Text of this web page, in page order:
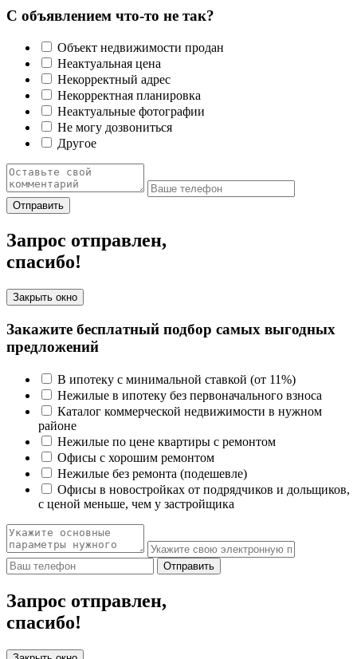
С объявлением что-то не так?
Объект недвижимости продан
Неактуальная цена
Некорректный адрес
Некорректная планировка
Неактуальные фотографии
Не могу дозвониться
Другое
Отправить
Запрос отправлен,
спасибо!
Закрыть окно
Закажите бесплатный подбор самых выгодных
предложений
В ипотеку с минимальной ставкой (от 11%)
Нежилые в ипотеку без первоначального взноса
Каталог коммерческой недвижимости в нужном
районе
Нежилые по цене квартиры с ремонтом
Офисы с хорошим ремонтом
Нежилые без ремонта (подешевле)
Офисы в новостройках от подрядчиков и дольщиков,
с ценой меньше, чем у застройщика
Отправить
Запрос отправлен,
спасибо!